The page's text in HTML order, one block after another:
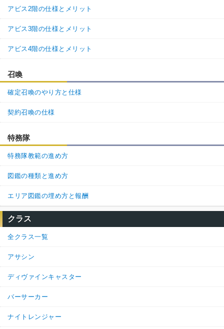
アビス2階の仕様とメリット
アビス3階の仕様とメリット
アビス4階の仕様とメリット
召喚
確定召喚のやり方と仕様
契約召喚の仕様
特務隊
特務隊教範の進め方
図鑑の種類と進め方
エリア図鑑の埋め方と報酬
クラス
全クラス一覧
アサシン
ディヴァインキャスター
バーサーカー
ナイトレンジャー